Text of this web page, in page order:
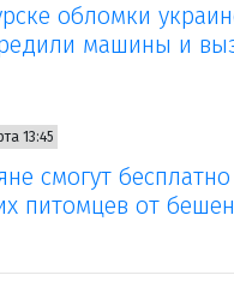
обломки
машины и
13:45
смогут
питомцев от